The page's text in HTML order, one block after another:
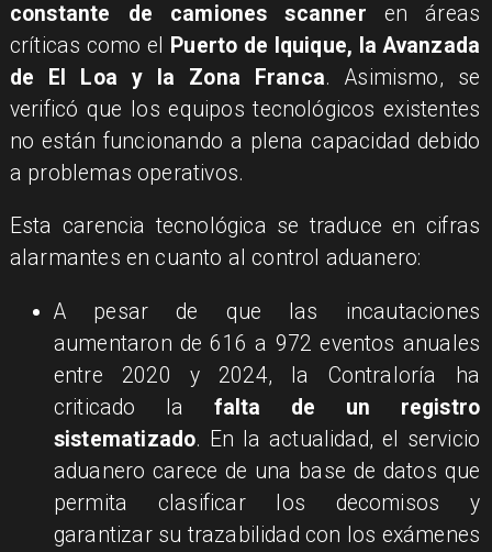
constante de camiones scanner en áreas
críticas como el
Puerto de Iquique, la Avanzada
de El Loa y la Zona Franca. Asimismo, se
verificó que los equipos tecnológicos existentes
no están funcionando a plena capacidad debido
a problemas operativos.
Esta carencia tecnológica se traduce en cifras
alarmantes en cuanto al control aduanero:
A pesar de que las incautaciones
aumentaron de 616 a 972 eventos anuales
entre 2020 y 2024, la Contraloría ha
criticado la falta de un registro
sistematizado. En la actualidad, el servicio
aduanero carece de una base de datos que
permita clasificar los decomisos y
garantizar su trazabilidad con los exámenes